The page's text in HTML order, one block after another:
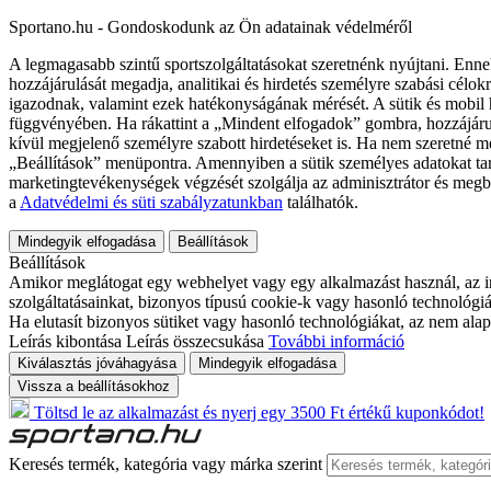
Sportano.hu - Gondoskodunk az Ön adatainak védelméről
A legmagasabb szintű sportszolgáltatásokat szeretnénk nyújtani.
hozzájárulását megadja, analitikai és hirdetés személyre szabási
igazodnak, valamint ezek hatékonyságának mérését. A sütik és
függvényében. Ha rákattint a „Mindent elfogadok” gombra,
kívül megjelenő személyre szabott hirdetéseket is. Ha nem szeretné
„Beállítások” menüpontra. Amennyiben a sütik személyes adatokat
marketingtevékenységek végzését szolgálja az adminisztrátor és
a Adatvédelmi és süti szabályzatunkban találhatók.
Mindegyik elfogadása Beállítások
Beállítások
Amikor meglátogat egy webhelyet vagy egy alkalmazást használ,
szolgáltatásainkat, bizonyos típusú cookie-k vagy hasonló
Ha elutasít bizonyos sütiket vagy hasonló technológiákat, az nem
Leírás kibontása Leírás összecsukása További információ
Kiválasztás jóváhagyása
Mindegyik elfogadása
Vissza a beállításokhoz
Töltsd le az alkalmazást és nyerj egy 3500 Ft értékű kuponkódot!
Keresés termék, kategória vagy márka szerint